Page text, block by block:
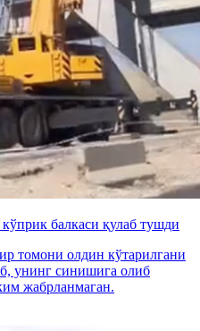
балкаси қулаб тушди
томони олдин кўтарилгани
унинг синишига олиб
жабрланмаган.